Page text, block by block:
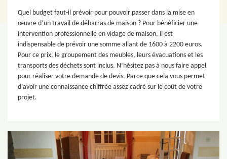
Quel budget faut-il prévoir pour pouvoir passer dans la mise en
œuvre d’un travail de débarras de maison ? Pour bénéficier une
intervention professionnelle en vidage de maison, il est
indispensable de prévoir une somme allant de 1600 à 2200 euros.
Pour ce prix, le groupement des meubles, leurs évacuations et les
transports des déchets sont inclus. N’hésitez pas à nous faire appel
pour réaliser votre demande de devis. Parce que cela vous permet
d’avoir une connaissance chiffrée assez cadré sur le coût de votre
projet.